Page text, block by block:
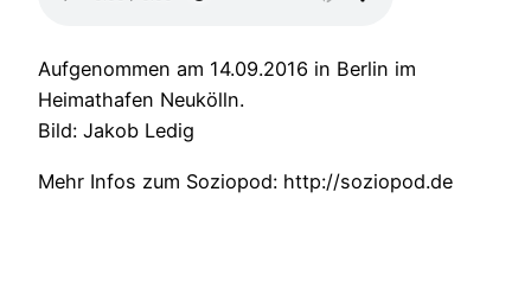
Aufgenommen am 14.09.2016 in Berlin im
Heimathafen Neukölln.
Bild: Jakob Ledig
Mehr Infos zum Soziopod: http://soziopod.de